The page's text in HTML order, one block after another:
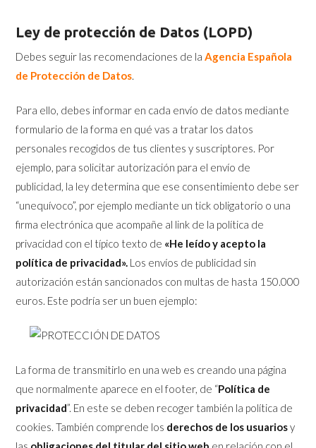
Ley de protección de Datos (LOPD)
Debes seguir las recomendaciones de laAgencia Española
de Protección de Datos.
Para ello, debes informar en cada envío de datos mediante
formulario de la forma en qué vas a tratar los datos
personales recogidos de tus clientes y suscriptores. Por
ejemplo, para solicitar autorización para el envío de
publicidad, la ley determina que ese consentimiento debe ser
“unequívoco”, por ejemplo mediante un tick obligatorio o una
firma electrónica que acompañe al link de la política de
privacidad con el típico texto de «He leído y acepto la
política de privacidad». Los envíos de publicidad sin
autorización están sancionados con multas de hasta 150.000
euros. Este podría ser un buen ejemplo:
La forma de transmitirlo en una web es creando una página
que normalmente aparece en el footer, de “Política de
privacidad”. En este se deben recoger también la política de
cookies. También comprende los derechos de los usuariosy